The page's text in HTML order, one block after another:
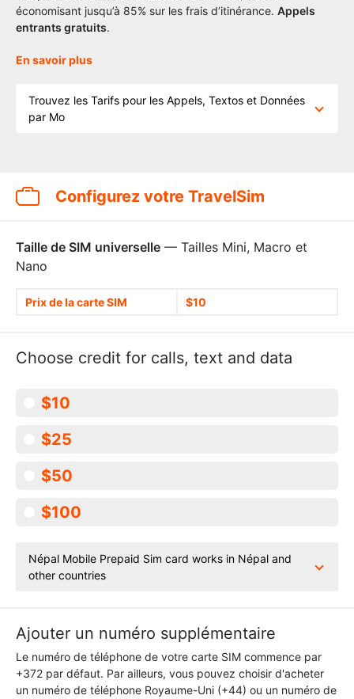
économisant jusqu’à 85% sur les frais d’itinérance. Appels
entrants gratuits.
En savoir plus
Trouvez les Tarifs pour les Appels, Textos et Données
par Mo
Configurez votre TravelSim
Taille de SIM universelle — Tailles Mini, Macro et
Nano
Prix de la carte SIM $10
Choose credit for calls, text and data
$10
$25
$50
$100
Népal Mobile Prepaid Sim card works in Népal and
other countries
Ajouter un numéro supplémentaire
Le numéro de téléphone de votre carte SIM commence par
+372 par défaut. Par ailleurs, vous pouvez choisir d'acheter
un numéro de téléphone Royaume-Uni (+44) ou un numéro de